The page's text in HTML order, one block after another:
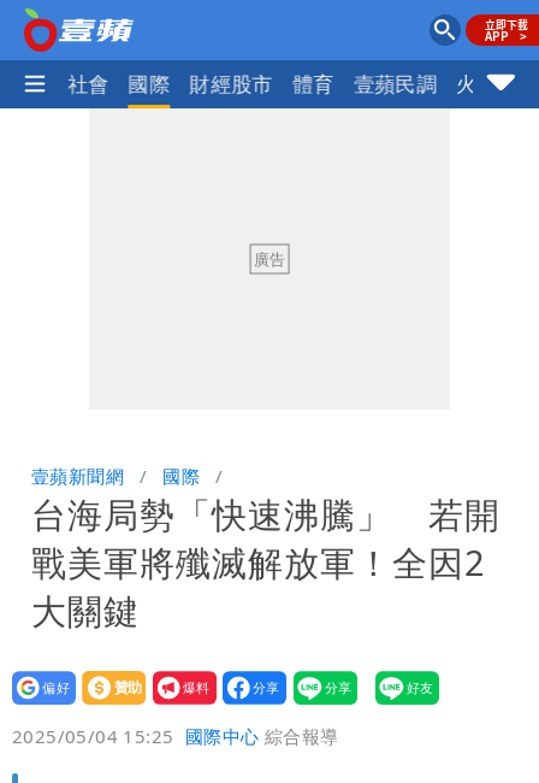
政治 社會 國際 財經股市 體育 壹蘋民調 火線話
壹蘋新聞網 國際
台海局勢「快速沸騰」 若開
戰美軍將殲滅解放軍！全因2
大關鍵
設為
贊助
我要
爆料
2025/05/04 15:25 國際中心 綜合報導